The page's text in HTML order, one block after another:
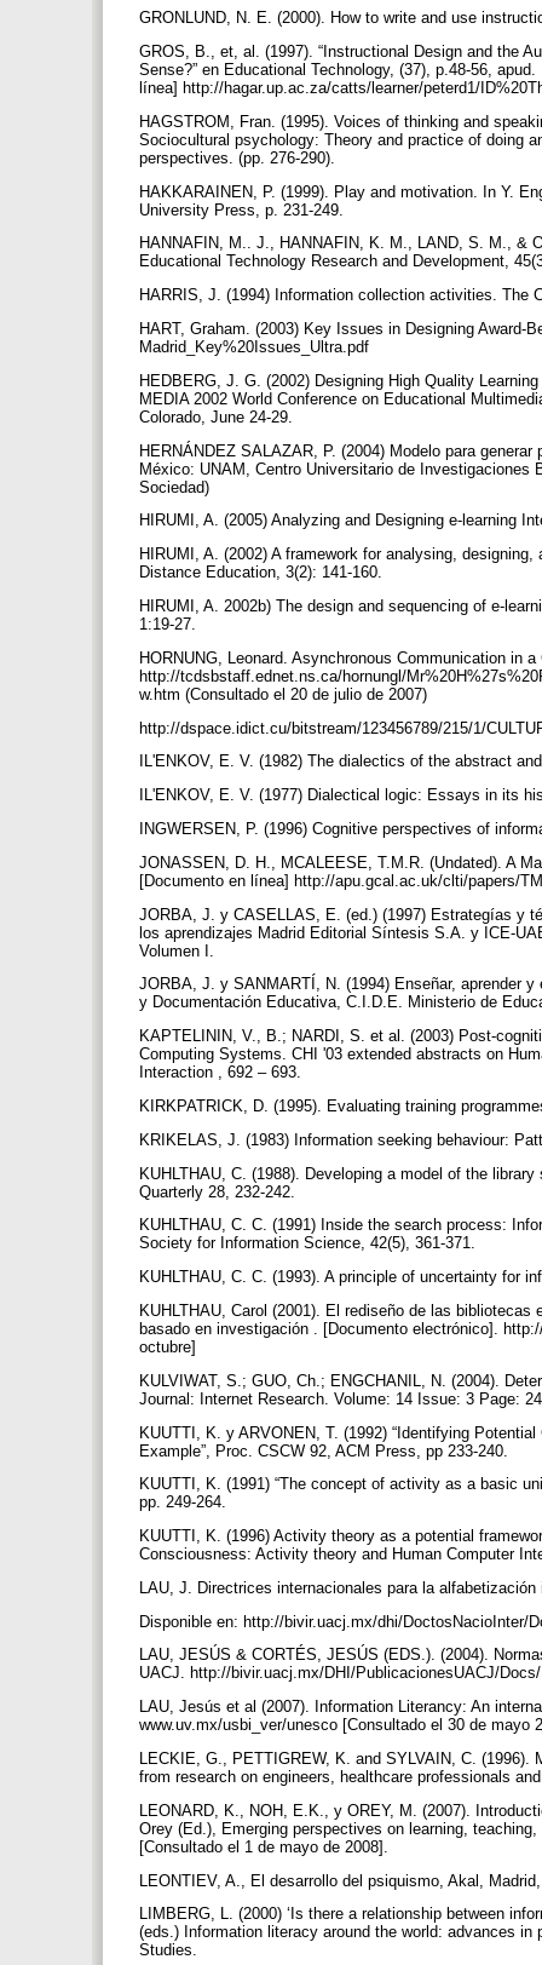
GRONLUND, N. E. (2000). How to write and use
GROS, B., et, al. (1997). “Instructional Design and the
Sense?” en Educational Technology, (37), p.48-56,
línea] http://hagar.up.ac.za/catts/learner/peterd1/
HAGSTROM, Fran. (1995). Voices of thinking and
Sociocultural psychology: Theory and practice of doing
perspectives. (pp. 276-290).
HAKKARAINEN, P. (1999). Play and motivation. In Y.
University Press, p. 231-249.
HANNAFIN, M.. J., HANNAFIN, K. M., LAND, S. M., &
Educational Technology Research and Development,
HARRIS, J. (1994) Information collection activities. The
HART, Graham. (2003) Key Issues in Designing Award-
Madrid_Key%20Issues_Ultra.pdf
HEDBERG, J. G. (2002) Designing High Quality
MEDIA 2002 World Conference on Educational
Colorado, June 24-29.
HERNÁNDEZ SALAZAR, P. (2004) Modelo para
México: UNAM, Centro Universitario de
Sociedad)
HIRUMI, A. (2005) Analyzing and Designing e-learning
HIRUMI, A. (2002) A framework for analysing,
Distance Education, 3(2): 141-160.
HIRUMI, A. 2002b) The design and sequencing of e-
1:19-27.
HORNUNG, Leonard. Asynchronous Communication in
http://tcdsbstaff.ednet.ns.ca/hornungl/
w.htm (Consultado el 20 de julio de 2007)
http://dspace.idict.cu/bitstream/123456789/215/1/
IL'ENKOV, E. V. (1982) The dialectics of the abstract
IL'ENKOV, E. V. (1977) Dialectical logic: Essays in its
INGWERSEN, P. (1996) Cognitive perspectives of
JONASSEN, D. H., MCALEESE, T.M.R. (Undated). A
[Documento en línea] http://apu.gcal.ac.uk/clti/papers/
JORBA, J. y CASELLAS, E. (ed.) (1997) Estrategías y
los aprendizajes Madrid Editorial Síntesis S.A. y ICE-
Volumen I.
JORBA, J. y SANMARTÍ, N. (1994) Enseñar, aprender
y Documentación Educativa, C.I.D.E. Ministerio de
KAPTELININ, V., B.; NARDI, S. et al. (2003) Post-
Computing Systems. CHI '03 extended abstracts on
Interaction , 692 – 693.
KIRKPATRICK, D. (1995). Evaluating training
KRIKELAS, J. (1983) Information seeking behaviour:
KUHLTHAU, C. (1988). Developing a model of the
Quarterly 28, 232-242.
KUHLTHAU, C. C. (1991) Inside the search process:
Society for Information Science, 42(5), 361-371.
KUHLTHAU, C. C. (1993). A principle of uncertainty for
KUHLTHAU, Carol (2001). El rediseño de las
basado en investigación . [Documento electrónico].
octubre]
KULVIWAT, S.; GUO, Ch.; ENGCHANIL, N. (2004).
Journal: Internet Research. Volume: 14 Issue: 3 Page:
KUUTTI, K. y ARVONEN, T. (1992) “Identifying
Example”, Proc. CSCW 92, ACM Press, pp 233-240.
KUUTTI, K. (1991) “The concept of activity as a basic
pp. 249-264.
KUUTTI, K. (1996) Activity theory as a potential
Consciousness: Activity theory and Human Computer
LAU, J. Directrices internacionales para la
Disponible en: http://bivir.uacj.mx/dhi/DoctosNacioInter/
LAU, JESÚS & CORTÉS, JESÚS (EDS.). (2004).
UACJ. http://bivir.uacj.mx/DHI/PublicacionesUACJ/
LAU, Jesús et al (2007). Information Literancy: An
www.uv.mx/usbi_ver/unesco [Consultado el 30 de mayo
LECKIE, G., PETTIGREW, K. and SYLVAIN, C. (1996).
from research on engineers, healthcare professionals
LEONARD, K., NOH, E.K., y OREY, M. (2007).
Orey (Ed.), Emerging perspectives on learning,
[Consultado el 1 de mayo de 2008].
LEONTIEV, A., El desarrollo del psiquismo, Akal,
LIMBERG, L. (2000) ‘Is there a relationship between
(eds.) Information literacy around the world: advances
Studies.